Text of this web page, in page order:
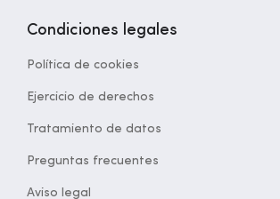
Condiciones legales
Política de cookies
Ejercicio de derechos
Tratamiento de datos
Preguntas frecuentes
Aviso legal